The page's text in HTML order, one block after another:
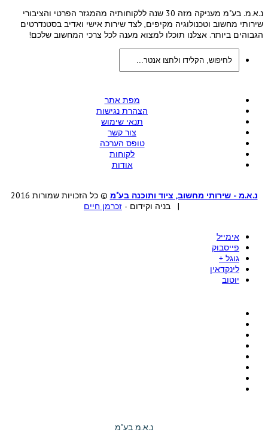
נ.א.מ. בע"מ מעניקה מזה 30 שנה ללקוחותיה מהמגזר הפרטי והציבורי
שירותי מחשוב וטכנולוגיה מקיפים, לצד שירות אישי ואדיב בסטנדרטים
הגבוהים ביותר. אצלנו תוכלו למצוא מענה לכל צרכי המחשוב שלכם!
מפת אתר
הצהרת נגישות
תנאי שימוש
צור קשר
טופס הערכה
לקוחות
אודות
נ.א.מ - שירותי מחשוב, ציוד ותוכנה בע"מ
© כל הזכויות שמורות 2016
| בניה וקידום - זכרמן חיים
אימייל
פייסבוק
גוגל +
לינקדאין
יוטוב
נ.א.מ בע"מ